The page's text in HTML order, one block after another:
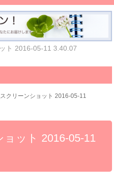
ト 2016-05-11 3.40.07
クリーンショット 2016-05-11
ット 2016-05-11